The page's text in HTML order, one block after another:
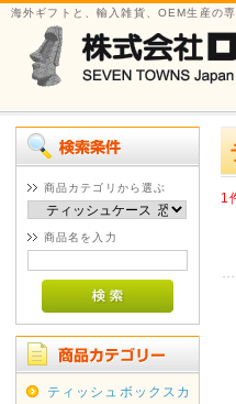
海外ギフトと、輸入雑貨、OEM生産の
商品カテゴリから選ぶ
商品名を入力
ティッシュボックスカ
1